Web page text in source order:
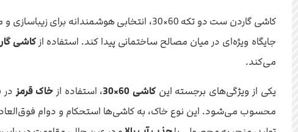
کاشی گاردن ست دو تکه 60×30، انتخابی
جایگاه ویژه‌ای در میان مصالح ساختمانی پیدا کند. استفاده ازکاشی
می‌کند.
یکی از ویژگی‌های برجسته اینکاشی 60×30 ، استفاده از خاک قرمزدر
محسوب می‌شود. این نوع خاک، به کاشی‌ها استحکام و دوام